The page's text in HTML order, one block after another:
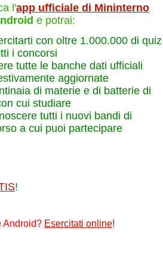
l'app ufficiale di Mininterno
e potrai:
con oltre 1.000.000 di quiz
i concorsi
tutte le banche dati ufficiali
aggiornate
di materie e di batterie di
cui studiare
tutti i nuovi bandi di
a cui puoi partecipare
!
Android? Esercitati online!